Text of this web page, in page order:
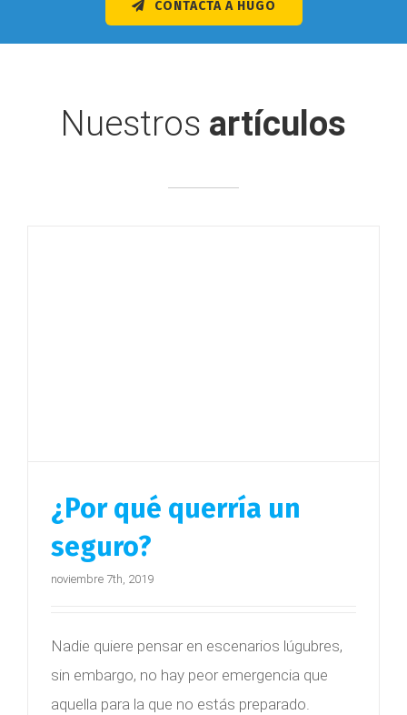
CONTACTA A HUGO
Nuestros artículos
¿Por qué querría un
seguro?
noviembre 7th, 2019
Nadie quiere pensar en escenarios lúgubres,
sin embargo, no hay peor emergencia que
aquella para la que no estás preparado.